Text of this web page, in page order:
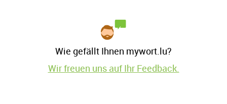
Wie gefällt Ihnen mywort.lu?
Wir freuen uns auf Ihr Feedback.